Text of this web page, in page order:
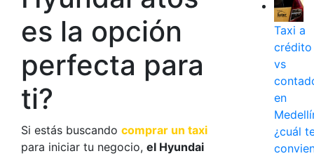
es la opción
perfecta para
ti?
Si estás buscando comprar un taxi
para iniciar tu negocio, el Hyundai
Taxi a
crédito
vs
en
¿cuál